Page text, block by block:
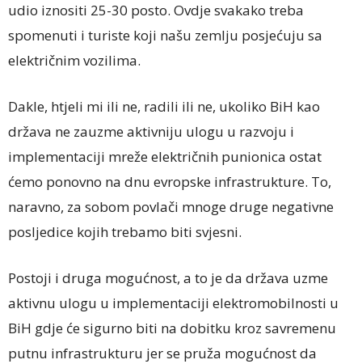
udio iznositi 25-30 posto. Ovdje svakako treba
spomenuti i turiste koji našu zemlju posjećuju sa
električnim vozilima.
Dakle, htjeli mi ili ne, radili ili ne, ukoliko BiH kao
država ne zauzme aktivniju ulogu u razvoju i
implementaciji mreže električnih punionica ostat
ćemo ponovno na dnu evropske infrastrukture. To,
naravno, za sobom povlači mnoge druge negativne
posljedice kojih trebamo biti svjesni.
Postoji i druga mogućnost, a to je da država uzme
aktivnu ulogu u implementaciji elektromobilnosti u
BiH gdje će sigurno biti na dobitku kroz savremenu
putnu infrastrukturu jer se pruža mogućnost da